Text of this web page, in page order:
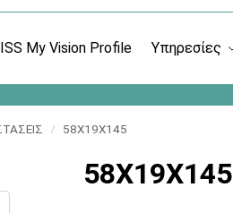
My Vision Profile Υπηρεσίες
/ 58X19X145
58X19X145